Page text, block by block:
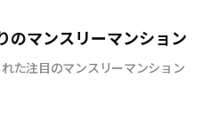
電・生活用品を90品目以上
際に、普段では見逃しそ
ーマンションは多くのお客
ンスリーでは、お客様が快
のマンスリーマンション
た注目のマンスリーマンション